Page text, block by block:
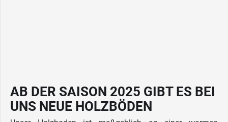
AB DER SAISON 2025 GIBT ES BEI
UNS NEUE HOLZBÖDEN